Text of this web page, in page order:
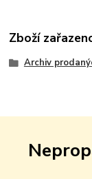
Zboží
Archiv